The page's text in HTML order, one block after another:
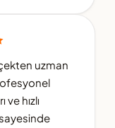
uzman
ve hızlı